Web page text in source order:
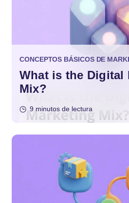
CONCEPTOS BÁSICOS DE
What is the Digital
Mix?
9 minutos de lectura